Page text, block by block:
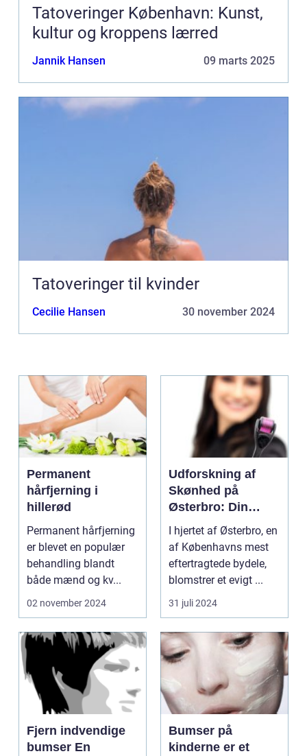
Tatoveringer København: Kunst,
kultur og kroppens lærred
Jannik Hansen 09 marts 2025
Tatoveringer til kvinder
Cecilie Hansen 30 november 2024
Permanent
hårfjerning i
hillerød
Permanent hårfjerning
er blevet en populær
behandling blandt
både mænd og kv...
02 november 2024
Udforskning af
Skønhed på
Østerbro: Din
Destination for
Æstetiske
Behandlinger
I hjertet af Østerbro, en
af Københavns mest
eftertragtede bydele,
blomstrer et evigt ...
31 juli 2024
Fjern indvendige
bumser En
Bumser på
kinderne er et